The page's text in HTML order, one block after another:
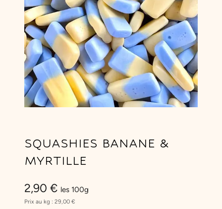
SQUASHIES BANANE &
MYRTILLE
2,90 € les 100g
Prix au kg : 29,00 €